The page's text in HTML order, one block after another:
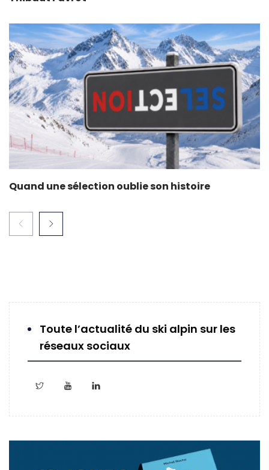
Quand une sélection oublie son histoire
Toute l’actualité du ski alpin sur les
réseaux sociaux